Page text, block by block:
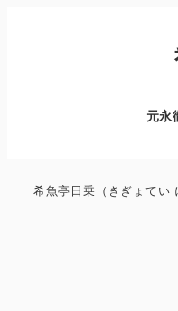
元永
希魚亭日乗（きぎょてい